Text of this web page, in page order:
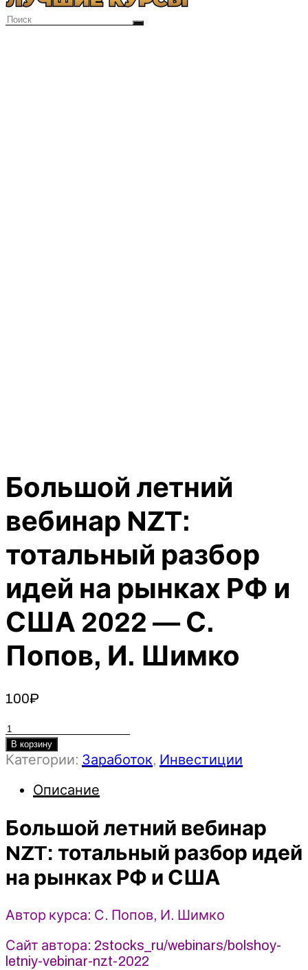
Большой летний
вебинар NZT:
тотальный разбор
идей на рынках РФ и
США 2022 — С.
Попов, И. Шимко
100₽
Количество
товара
Большой
вебинар
тотальный
идей
на
рынках
РФ
и
США
2022
В корзину
Категории: Заработок, Инвестиции
Описание
Большой летний вебинар
NZT: тотальный разбор идей
на рынках РФ и США
Автор курса: С. Попов, И. Шимко
Сайт автора: 2stocks_ru/webinars/bolshoy-
letniy-vebinar-nzt-2022